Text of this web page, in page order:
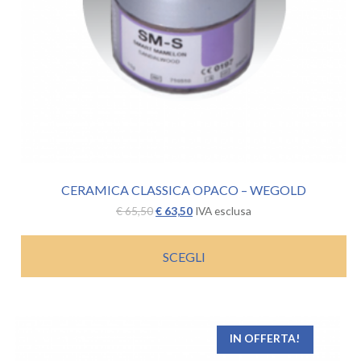
CERAMICA CLASSICA OPACO – WEGOLD
€65,50Il
originale
era:
€ 65,50.
€ 63,50Il
attuale
è:
€ 63,50.
IVA esclusa
SCEGLI
IN OFFERTA!